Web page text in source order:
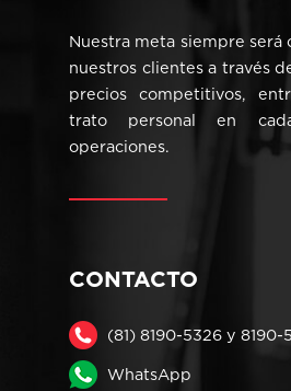
Nuestra meta siempre será
nuestros clientes a través
precios competitivos,
trato personal en
operaciones.
CONTACTO
(81) 8190-5326 y 8190-
WhatsApp